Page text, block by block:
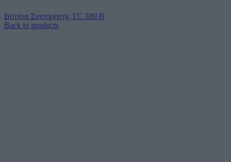
Βιτρίνα Συντήρησης TC 380 B
Back to products